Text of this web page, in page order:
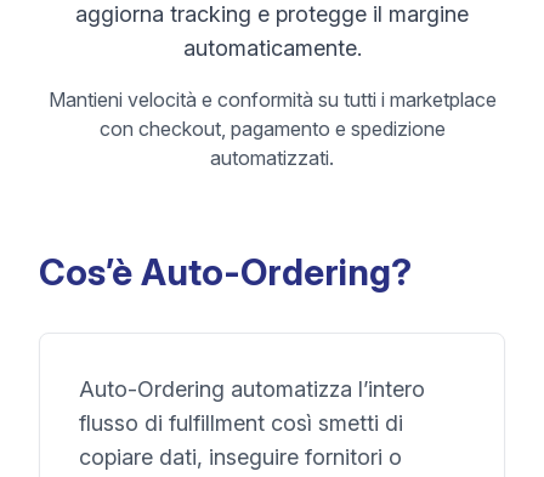
aggiorna tracking e protegge il margine
automaticamente.
Mantieni velocità e conformità su tutti i marketplace
con checkout, pagamento e spedizione
automatizzati.
Cos’è Auto-Ordering?
Auto-Ordering automatizza l’intero
flusso di fulfillment così smetti di
copiare dati, inseguire fornitori o